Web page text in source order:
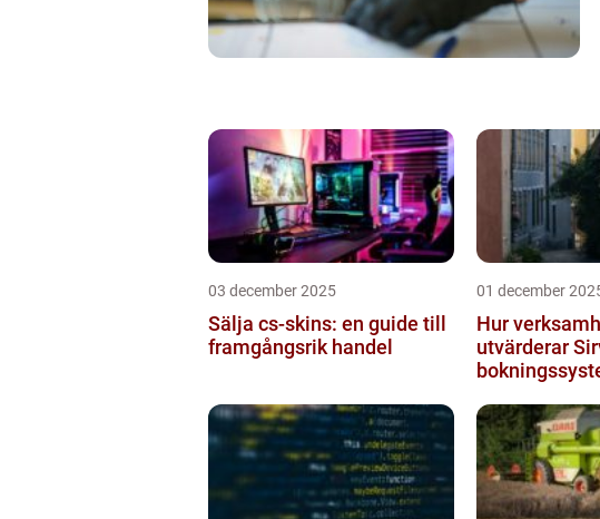
03 december 2025
Sälja cs-skins: en guide till
framgångsrik handel
01 december
Hur
utvärderar